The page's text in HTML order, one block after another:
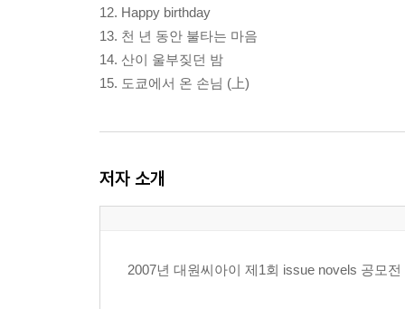
12. Happy birthday
13. 천 년 동안 불타는 마음
14. 산이 울부짖던 밤
15. 도쿄에서 온 손님 (上)
저자 소개
2007년 대원씨아이 제1회 issue novels 공모